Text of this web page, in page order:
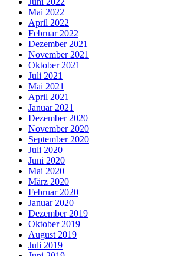
Mai 2022
April 2022
Februar 2022
Dezember 2021
November 2021
Oktober 2021
Juli 2021
Mai 2021
April 2021
Januar 2021
Dezember 2020
November 2020
September 2020
Juli 2020
Juni 2020
Mai 2020
März 2020
Februar 2020
Januar 2020
Dezember 2019
Oktober 2019
August 2019
Juli 2019